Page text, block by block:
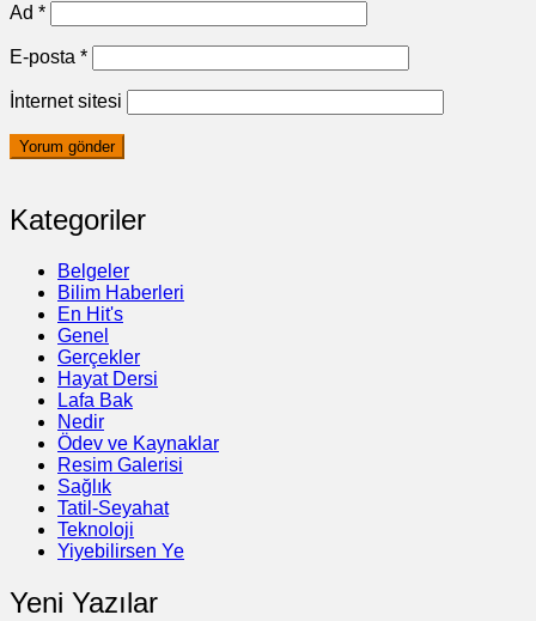
Ad *
E-posta *
İnternet sitesi
Kategoriler
Belgeler
Bilim Haberleri
En Hit's
Genel
Gerçekler
Hayat Dersi
Lafa Bak
Nedir
Ödev ve Kaynaklar
Resim Galerisi
Sağlık
Tatil-Seyahat
Teknoloji
Yiyebilirsen Ye
Yeni Yazılar